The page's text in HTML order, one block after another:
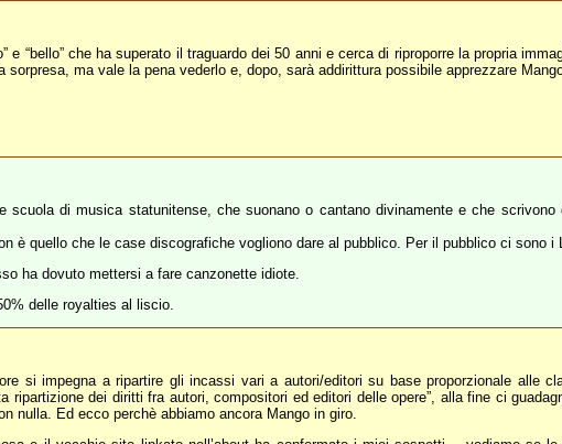
“bello” che ha superato il traguardo dei 50 anni e cerca di riproporre la propria
ma vale la pena vederlo e, dopo, sarà addirittura possibile apprezzare
di musica statunitense, che suonano o cantano divinamente e che scrivono
è quello che le case discografiche vogliono dare al pubblico. Per il pubblico ci sono i
ha dovuto mettersi a fare canzonette idiote.
delle royalties al liscio.
si impegna a ripartire gli incassi vari a autori/editori su base proporzionale alle
dei diritti fra autori, compositori ed editori delle opere”, alla fine ci
nulla. Ed ecco perchè abbiamo ancora Mango in giro.